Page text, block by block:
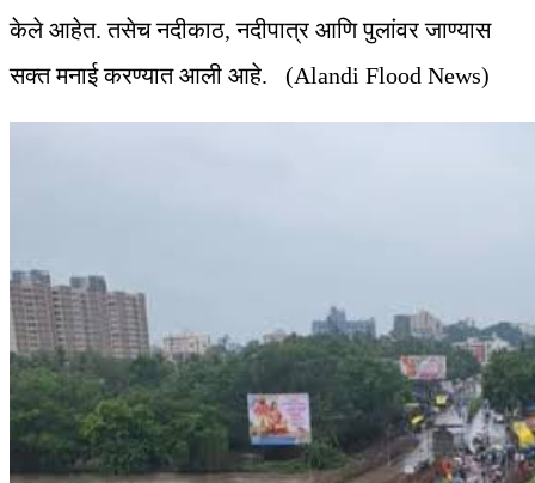
केले आहेत. तसेच नदीकाठ, नदीपात्र आणि पुलांवर जाण्यास
सक्त मनाई करण्यात आली आहे. (Alandi Flood News)